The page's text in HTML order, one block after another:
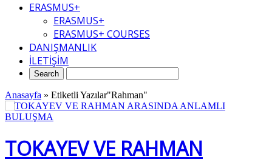
ERASMUS+
ERASMUS+
ERASMUS+ COURSES
DANIŞMANLIK
İLETİŞİM
Anasayfa » Etiketli Yazılar"Rahman"
TOKAYEV VE RAHMAN